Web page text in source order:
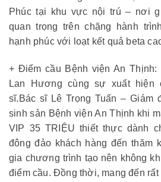
Phúc tại khu vực nội trú – nơi
quan trọng trên chặng hành
hạnh phúc với loạt kết quả beta
+ Điểm cầu Bệnh viện An Thịnh:
Lan Hương cùng sự xuất hiện
sĩ.Bác sĩ Lê Trọng Tuấn – Giám
sinh sản Bệnh viện An Thịnh khi
VIP 35 TRIỆU thiết thực dành
đông đảo khách hàng đến thăm
gia chương trình tạo nên không
điểm cầu. Đồng thời, mang đến